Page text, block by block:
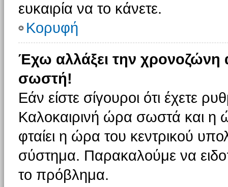
ευκαιρία να το κάνετε.
Κορυφή
Έχω αλλάξει την χρονοζώνη
σωστή!
Εάν είστε σίγουροι ότι έχετε
Καλοκαιρινή ώρα σωστά και η
φταίει η ώρα του κεντρικού
σύστημα. Παρακαλούμε να
το πρόβλημα.